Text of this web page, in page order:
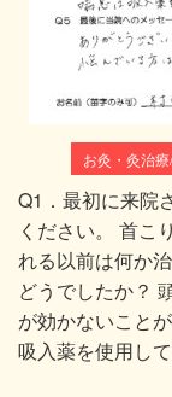
お灸・灸治
Q1．最初に来院
ください。 首こ
れる以前は何か
どうでしたか？
が効かないこと
吸入薬を使用し